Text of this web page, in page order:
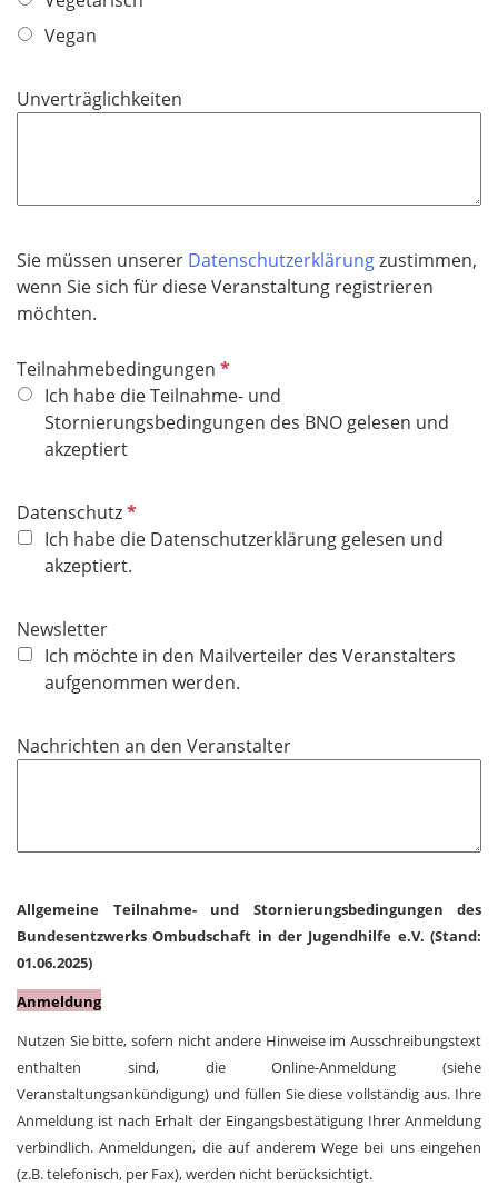
t
d
Vegan
Unverträglichkeiten
Sie müssen unserer Datenschutzerklärungzustimmen,
wenn Sie sich für diese Veranstaltung registrieren
möchten.
Teilnahmebedingungen P
f
l
t
Ich habe die Teilnahme- und
Stornierungsbedingungen des BNO gelesen und
akzeptiert
DatenschutzP
f
l
h
l
Ich habe die Datenschutzerklärung gelesen und
akzeptiert.
Newsletter
Ich möchte in den Mailverteiler des Veranstalters
aufgenommen werden.
Nachrichten an den Veranstalter
Allgemeine Teilnahme- und Stornierungsbedingungen des
Bundesentzwerks Ombudschaft in der Jugendhilfe e.V. (Stand:
01.06.2025)
Anmeldung
Nutzen Sie bitte, sofern nicht andere Hinweise im Ausschreibungstext
enthalten sind, die Online-Anmeldung (siehe
Veranstaltungsankündigung) und füllen Sie diese vollständig aus. Ihre
Anmeldung ist nach Erhalt der Eingangsbestätigung Ihrer Anmeldung
verbindlich. Anmeldungen, die auf anderem Wege bei uns eingehen
(z.B. telefonisch, per Fax), werden nicht berücksichtigt.